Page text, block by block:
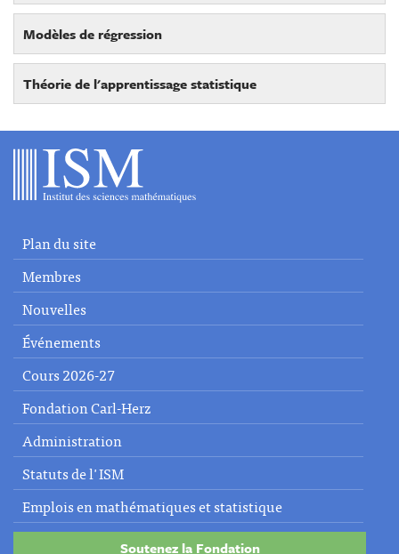
Modèles de régression
Théorie de l'apprentissage statistique
Plan du site
Membres
Nouvelles
Événements
Cours 2026-27
Fondation Carl-Herz
Administration
Statuts de l'ISM
Emplois en mathématiques et statistique
Soutenez la Fondation